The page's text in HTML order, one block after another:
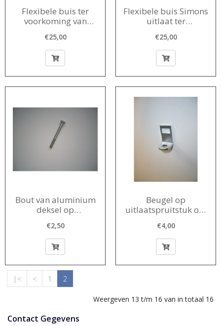
Flexibele buis ter
voorkoming van
carrosserie
€25,00
Flexibele buis Simons
uitlaat ter
resonantie in
carrosserie
€25,00
Bout van aluminium
deksel op
1956-1967
€2,50
Beugel op
uitlaatspruitstuk om
bevestigen 2T 1956-
1964
€4,00
|< < 1 2
Weergeven 13 t/m 16 van in totaal 16
Contact Gegevens